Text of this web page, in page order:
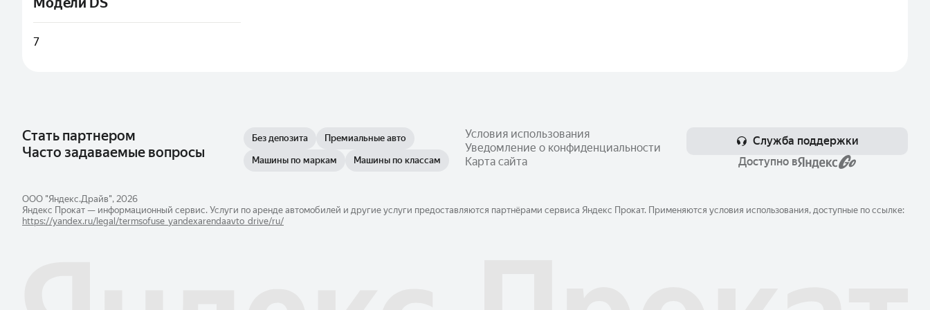
7
Стать партнером
Часто задаваемые вопросы
Без депозита Премиальные авто
Машины по маркам Машины по классам
Условия использования
Уведомление о конфиденциальности
Карта сайта
Служба поддержки
Доступно в
ООО "Яндекс.Драйв", 2026
Яндекс Прокат — информационный сервис. Услуги по аренде автомобилей и другие услуги предоставляются партнёрами сервиса Яндекс Прокат. Применяются условия использования, доступные по ссылке:
https://yandex.ru/legal/​termsofuse_yandexarendaavto_drive/ru/